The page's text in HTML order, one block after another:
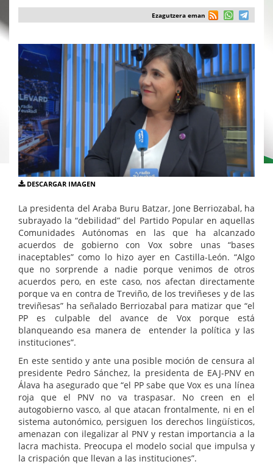
Ezagutzera eman
DESCARGAR IMAGEN
La presidenta del Araba Buru Batzar, Jone Berriozabal, ha
subrayado la “debilidad” del Partido Popular en aquellas
Comunidades Autónomas en las que ha alcanzado
acuerdos de gobierno con Vox sobre unas “bases
inaceptables” como lo hizo ayer en Castilla-León. “Algo
que no sorprende a nadie porque venimos de otros
acuerdos pero, en este caso, nos afectan directamente
porque va en contra de Treviño, de los treviñeses y de las
treviñesas” ha señalado Berriozabal para matizar que “el
PP es culpable del avance de Vox porque está
blanqueando esa manera de entender la política y las
instituciones”.
En este sentido y ante una posible moción de censura al
presidente Pedro Sánchez, la presidenta de EAJ-PNV en
Álava ha asegurado que “el PP sabe que Vox es una línea
roja que el PNV no va traspasar. No creen en el
autogobierno vasco, al que atacan frontalmente, ni en el
sistema autonómico, persiguen los derechos lingüísticos,
amenazan con ilegalizar al PNV y restan importancia a la
lacra machista. Preocupa el modelo social que impulsa y
la crispación que llevan a las instituciones”.